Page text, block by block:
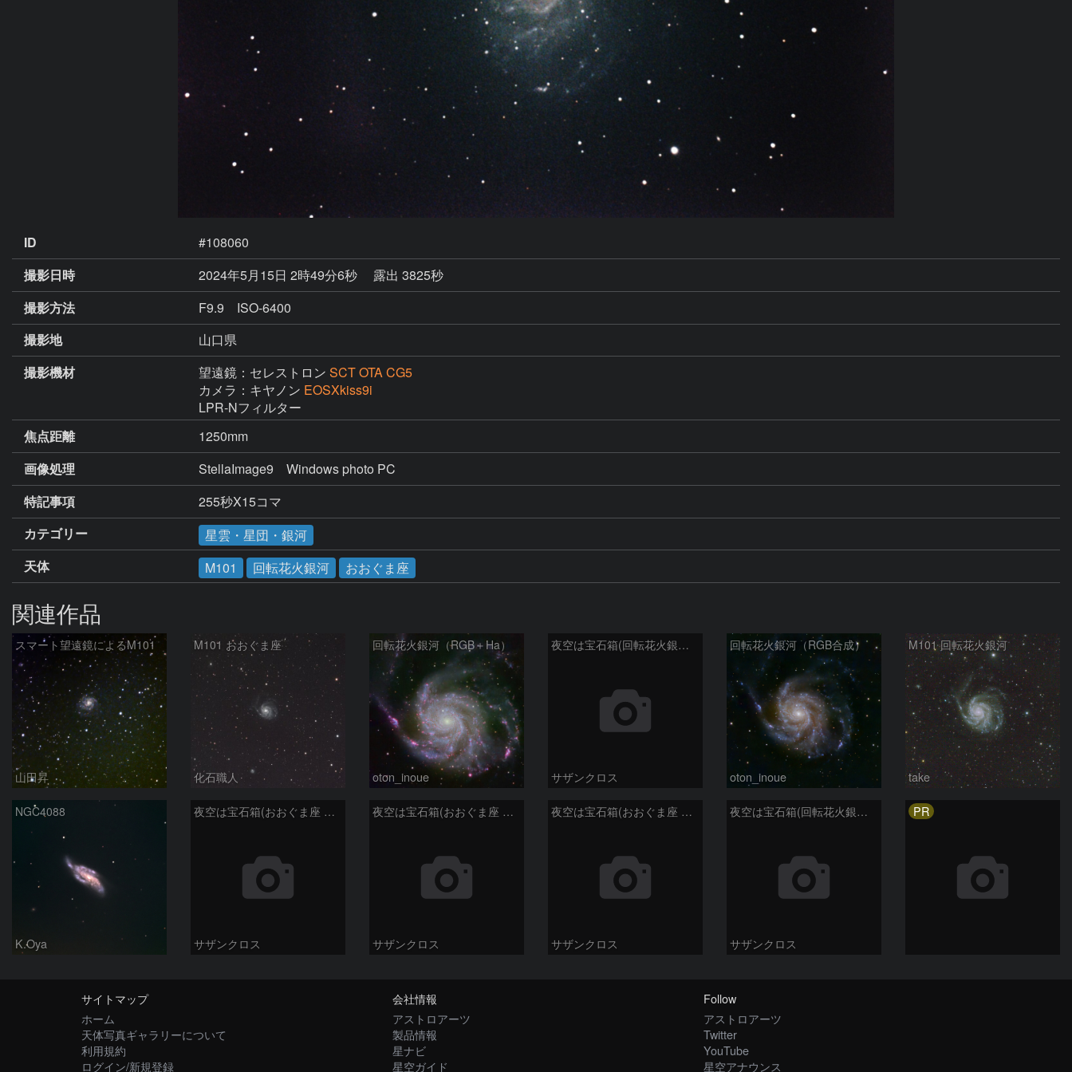
ID
#108060
撮影日時
2024年5月15日 2時49分6秒
露出 3825秒
撮影方法
F9.9 ISO-6400
撮影地
山口県
撮影機材
望遠鏡：セレストロン SCT OTA CG5
カメラ：キヤノン EOSXkiss9i
焦点距離
1250mm
画像処理
StellaImage9　Windows photo PC
特記事項
255秒X15コマ
カテゴリー
星雲・星団・銀河
天体
M101 回転花火銀河 おおぐま座
関連作品
スマート望遠鏡によるM101
山田昇
M101 おおぐま座
化石職人
回転花火銀河（RGB＋Ha）
oton_inoue
夜空は宝石箱(回転花火銀河 M101) Seestar50
サザンクロス
回転花火銀河（RGB合成）
oton_inoue
M101 回転花火銀河
take
NGC4088
K.Oya
夜空は宝石箱(おおぐま座 NGC3198) Seestar50
サザンクロス
夜空は宝石箱(おおぐま座 M109) Seestar50
サザンクロス
夜空は宝石箱(おおぐま座 M108) Seestar50
サザンクロス
夜空は宝石箱(回転花火銀河 M101) Seestar50
サザンクロス
PR
サイトマップ
ホーム
天体写真ギャラリーについて
利用規約
ログイン/新規登録
会社情報
アストロアーツ
製品情報
星ナビ
星空ガイド
Follow
アストロアーツ
Twitter
YouTube
星空アナウンス